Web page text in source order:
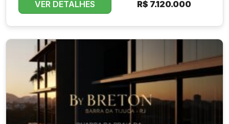
VER DETALHES R$ 7.120.000